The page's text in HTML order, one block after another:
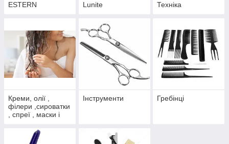
ESTERN Lunite Техніка
Креми, олії ,
філери ,сироватки
, спреї , маски і
догляду за
волоссям та тілом
Інструменти Гребінці